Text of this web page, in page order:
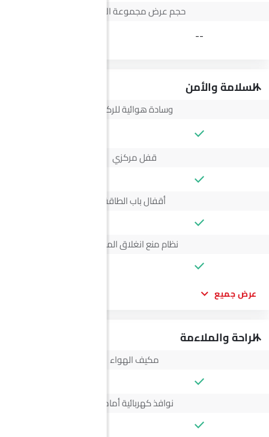
حجم عرض مجموعة الأجهزة
--
السلامة والأمن
وسادة هوائية للركاب
قفل مركزي
أقفال باب الطاقة
نظام منع انغلاق المكابح
عرض جميع
الراحة والملاءمة
مكيف الهواء
نوافذ كهربائية أمامية